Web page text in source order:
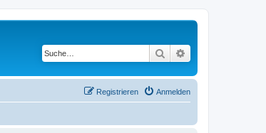
Suche
Anmelden
Registrieren